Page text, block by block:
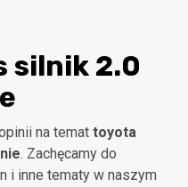
silnik 2.0
na temat toyota
. Zachęcamy do
i inne tematy w naszym